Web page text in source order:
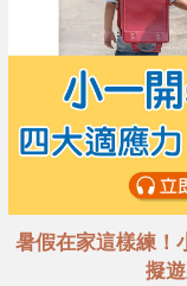
暑假在家這樣練！
擬遊